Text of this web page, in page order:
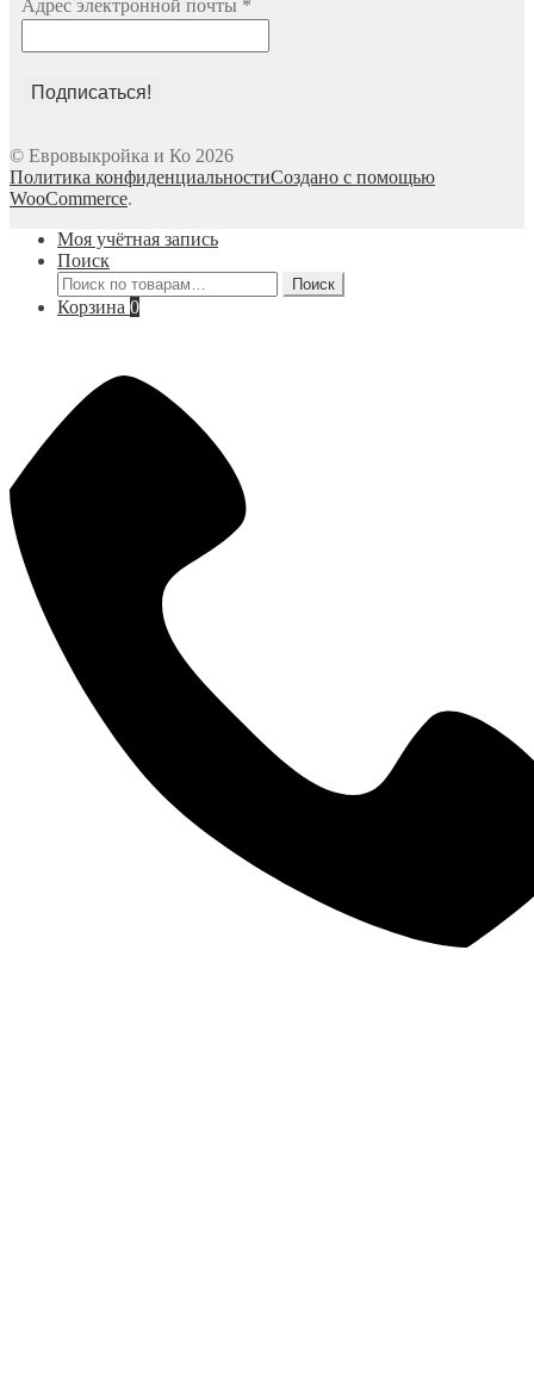
Адрес электронной почты *
© Евровыкройка и Ко 2026
Политика конфиденциальностиСоздано с помощью
WooCommerce.
Моя учётная запись
Поиск
Искать:
Поиск
Корзина 0